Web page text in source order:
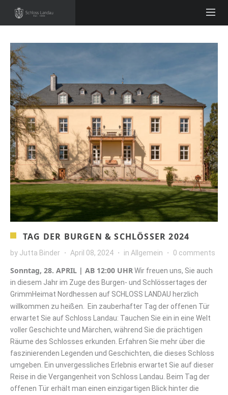
TAG DER BURGEN & SCHLÖSSER 2024
by Jutta Binder April 08, 2024 in Allgemein 0 comments
Sonntag, 28. APRIL | AB 12:00 UHRWir freuen uns, Sie auch
in diesem Jahr im Zuge des Burgen- und Schlössertages der
GrimmHeimat Nordhessen auf SCHLOSS LANDAU herzlich
willkommen zu heißen.
Ein zauberhafter Tag der offenen Tür
erwartet Sie auf Schloss Landau: Tauchen Sie ein in eine Welt
voller Geschichte und Märchen, während Sie die prächtigen
Räume des Schlosses erkunden. Erfahren Sie mehr über die
faszinierenden Legenden und Geschichten, die dieses Schloss
umgeben. Ein unvergessliches Erlebnis erwartet Sie auf dieser
Reise in die Vergangenheit von Schloss Landau. Beim Tag der
offenen Tür erhält man einen einzigartigen Blick hinter die